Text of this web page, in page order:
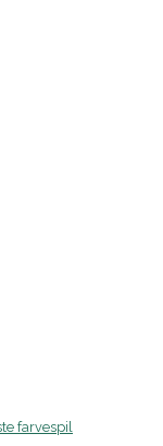
farvespil